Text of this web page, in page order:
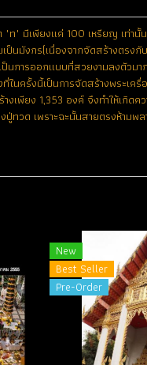
"ท" มีเพียงแค่ 100 เหรียญ เท่า
มังกร(เนื่องจากจัดสร้างตรงกั
นการออกแบบที่สวยงามลงตัวม
นครั้งนี้เป็นการจัดสร้างพระเค
พียง 1,353 องค์ จึงทำให้เกิดค
วด เพราะฉะนั้นสายตรงห้ามพล
New
Best Seller
Pre-Order